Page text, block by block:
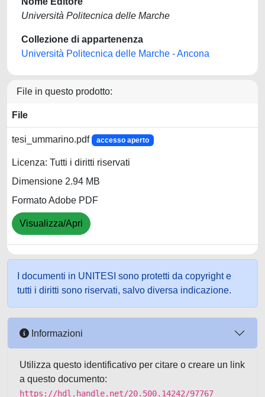
Università Politecnica delle Marche
Collezione di appartenenza
Università Politecnica delle Marche - Ancona
File in questo prodotto:
File
tesi_ummarino.pdf accesso aperto
Licenza: Tutti i diritti riservati
Dimensione 2.94 MB
Formato Adobe PDF
Visualizza/Apri
I documenti in UNITESI sono protetti da copyright e
tutti i diritti sono riservati, salvo diversa indicazione.
Informazioni
Utilizza questo identificativo per citare o creare un link
a questo documento:
https://hdl.handle.net/20.500.14242/97767